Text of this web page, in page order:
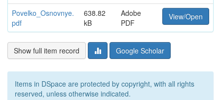
Povelko_Osnovnye.
pdf
638.82
kB
Adobe
PDF
View/Open
Show full item record Google Scholar
Items in DSpace are protected by copyright, with all rights
reserved, unless otherwise indicated.